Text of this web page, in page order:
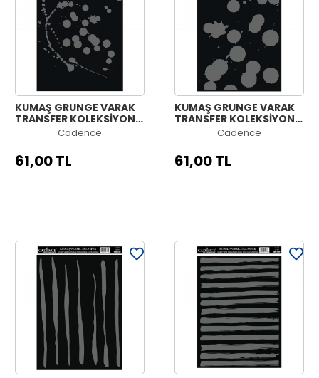
KUMAŞ GRUNGE VARAK
TRANSFER KOLEKSİYONU
GÜMÜŞ GC-10 21X30
Cadence
61,00 TL
KUMAŞ GRUNGE VARAK
TRANSFER KOLEKSİYONU
GÜMÜŞ GC-09 21X30
Cadence
61,00 TL